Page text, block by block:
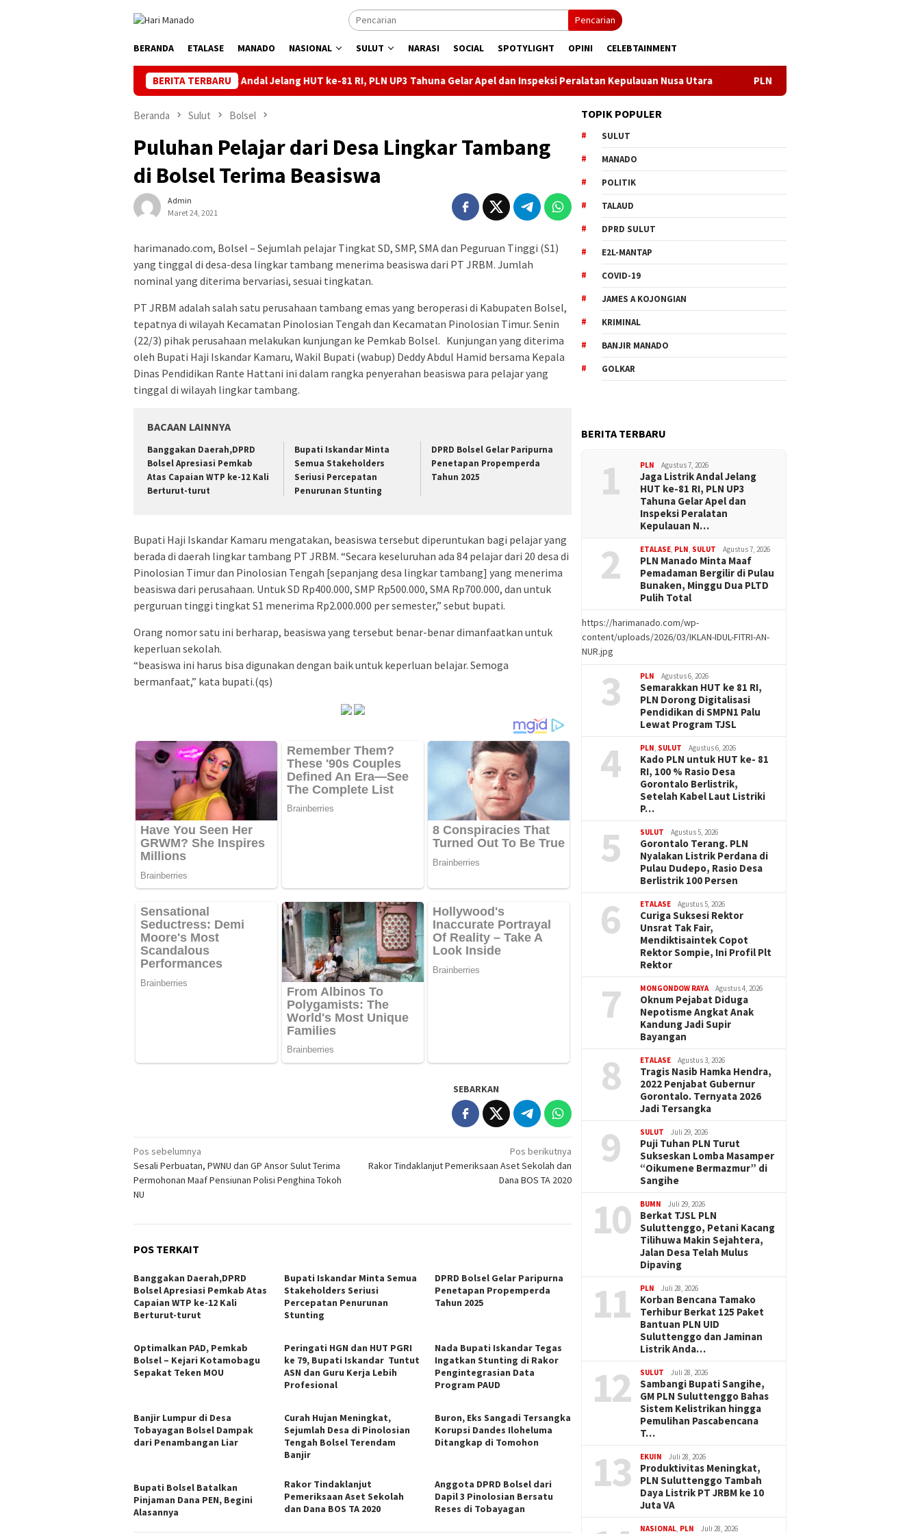
Pencarian
BERANDA ETALASE MANADO NASIONAL SULUT NARASI SOCIAL SPOTYLIGHT OPINI CELEBTAINMENT
BERITA TERBARU
Jaga Listrik Andal Jelang HUT ke-81 RI, PLN UP3 Tahuna Gelar Apel dan Inspeksi Peralatan Kepulauan Nusa Utara PLN Manado Minta Maaf Pemadaman Bergilir di
Beranda Sulut Bolsel
Puluhan Pelajar dari Desa Lingkar Tambang
di Bolsel Terima Beasiswa
Admin
Maret 24, 2021
harimanado.com, Bolsel – Sejumlah pelajar Tingkat SD, SMP, SMA dan Peguruan Tinggi (S1)
yang tinggal di desa-desa lingkar tambang menerima beasiswa dari PT JRBM. Jumlah
nominal yang diterima bervariasi, sesuai tingkatan.
PT JRBM adalah salah satu perusahaan tambang emas yang beroperasi di Kabupaten Bolsel,
tepatnya di wilayah Kecamatan Pinolosian Tengah dan Kecamatan Pinolosian Timur. Senin
(22/3) pihak perusahaan melakukan kunjungan ke Pemkab Bolsel. Kunjungan yang diterima
oleh Bupati Haji Iskandar Kamaru, Wakil Bupati (wabup) Deddy Abdul Hamid bersama Kepala
Dinas Pendidikan Rante Hattani ini dalam rangka penyerahan beasiswa para pelajar yang
tinggal di wilayah lingkar tambang.
BACAAN LAINNYA
Banggakan Daerah,DPRD
Bolsel Apresiasi Pemkab
Atas Capaian WTP ke-12 Kali
Berturut-turut
Bupati Iskandar Minta
Semua Stakeholders
Seriusi Percepatan
Penurunan Stunting
DPRD Bolsel Gelar Paripurna
Penetapan Propemperda
Tahun 2025
Bupati Haji Iskandar Kamaru mengatakan, beasiswa tersebut diperuntukan bagi pelajar yang
berada di daerah lingkar tambang PT JRBM. “Secara keseluruhan ada 84 pelajar dari 20 desa di
Pinolosian Timur dan Pinolosian Tengah [sepanjang desa lingkar tambang] yang menerima
beasiswa dari perusahaan. Untuk SD Rp400.000, SMP Rp500.000, SMA Rp700.000, dan untuk
perguruan tinggi tingkat S1 menerima Rp2.000.000 per semester,” sebut bupati.
Orang nomor satu ini berharap, beasiswa yang tersebut benar-benar dimanfaatkan untuk
keperluan sekolah.
“beasiswa ini harus bisa digunakan dengan baik untuk keperluan belajar. Semoga
bermanfaat,” kata bupati.(qs)
SEBARKAN
Navigasi
pos
Pos sebelumnya
Sesali Perbuatan, PWNU dan GP Ansor Sulut Terima
Permohonan Maaf Pensiunan Polisi Penghina Tokoh
NU
Pos berikutnya
Rakor Tindaklanjut Pemeriksaan Aset Sekolah dan
Dana BOS TA 2020
POS TERKAIT
Banggakan Daerah,DPRD
Bolsel Apresiasi Pemkab Atas
Capaian WTP ke-12 Kali
Berturut-turut
Bupati Iskandar Minta Semua
Stakeholders Seriusi
Percepatan Penurunan
Stunting
DPRD Bolsel Gelar Paripurna
Penetapan Propemperda
Tahun 2025
Optimalkan PAD, Pemkab
Bolsel – Kejari Kotamobagu
Sepakat Teken MOU
Peringati HGN dan HUT PGRI
ke 79, Bupati Iskandar Tuntut
ASN dan Guru Kerja Lebih
Profesional
Nada Bupati Iskandar Tegas
Ingatkan Stunting di Rakor
Pengintegrasian Data
Program PAUD
Banjir Lumpur di Desa
Tobayagan Bolsel Dampak
dari Penambangan Liar
Curah Hujan Meningkat,
Sejumlah Desa di Pinolosian
Tengah Bolsel Terendam
Banjir
Buron, Eks Sangadi Tersangka
Korupsi Dandes Iloheluma
Ditangkap di Tomohon
Bupati Bolsel Batalkan
Pinjaman Dana PEN, Begini
Alasannya
Rakor Tindaklanjut
Pemeriksaan Aset Sekolah
dan Dana BOS TA 2020
Anggota DPRD Bolsel dari
Dapil 3 Pinolosian Bersatu
Reses di Tobayagan
TOPIK POPULER
SULUT
MANADO
POLITIK
TALAUD
DPRD SULUT
E2L-MANTAP
COVID-19
JAMES A KOJONGIAN
KRIMINAL
BANJIR MANADO
GOLKAR
BERITA TERBARU
1 PLN Agustus 7, 2026
Jaga Listrik Andal Jelang
HUT ke-81 RI, PLN UP3
Tahuna Gelar Apel dan
Inspeksi Peralatan
Kepulauan N…
2 ETALASE, PLN, SULUT Agustus 7, 2026
PLN Manado Minta Maaf
Pemadaman Bergilir di Pulau
Bunaken, Minggu Dua PLTD
Pulih Total
https://harimanado.com/wp-
content/uploads/2026/03/IKLAN-IDUL-FITRI-AN-
NUR.jpg
3 PLN Agustus 6, 2026
Semarakkan HUT ke 81 RI,
PLN Dorong Digitalisasi
Pendidikan di SMPN1 Palu
Lewat Program TJSL
4 PLN, SULUT Agustus 6, 2026
Kado PLN untuk HUT ke- 81
RI, 100 % Rasio Desa
Gorontalo Berlistrik,
Setelah Kabel Laut Listriki
P…
5 SULUT Agustus 5, 2026
Gorontalo Terang. PLN
Nyalakan Listrik Perdana di
Pulau Dudepo, Rasio Desa
Berlistrik 100 Persen
6 ETALASE Agustus 5, 2026
Curiga Suksesi Rektor
Unsrat Tak Fair,
Mendiktisaintek Copot
Rektor Sompie, Ini Profil Plt
Rektor
7 MONGONDOW RAYA Agustus 4, 2026
Oknum Pejabat Diduga
Nepotisme Angkat Anak
Kandung Jadi Supir
Bayangan
8 ETALASE Agustus 3, 2026
Tragis Nasib Hamka Hendra,
2022 Penjabat Gubernur
Gorontalo. Ternyata 2026
Jadi Tersangka
9 SULUT Juli 29, 2026
Puji Tuhan PLN Turut
Sukseskan Lomba Masamper
“Oikumene Bermazmur” di
Sangihe
10 BUMN Juli 29, 2026
Berkat TJSL PLN
Suluttenggo, Petani Kacang
Tilihuwa Makin Sejahtera,
Jalan Desa Telah Mulus
Dipaving
11 PLN Juli 28, 2026
Korban Bencana Tamako
Terhibur Berkat 125 Paket
Bantuan PLN UID
Suluttenggo dan Jaminan
Listrik Anda…
12 SULUT Juli 28, 2026
Sambangi Bupati Sangihe,
GM PLN Suluttenggo Bahas
Sistem Kelistrikan hingga
Pemulihan Pascabencana
T…
13 EKUIN Juli 28, 2026
Produktivitas Meningkat,
PLN Suluttenggo Tambah
Daya Listrik PT JRBM ke 10
Juta VA
NASIONAL, PLN Juli 28, 2026